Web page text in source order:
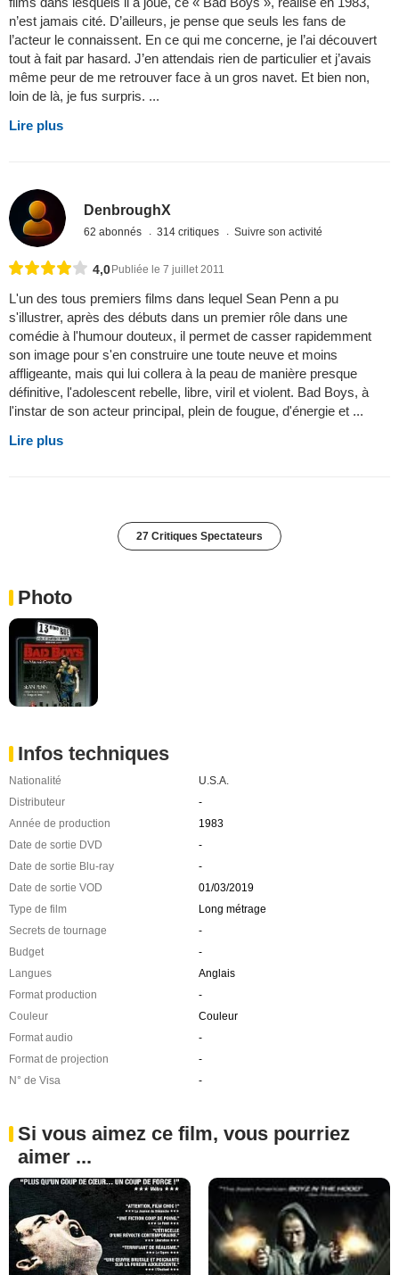
n’est jamais cité. D’ailleurs, je pense que seuls les fans de
l’acteur le connaissent. En ce qui me concerne, je l’ai découvert
tout à fait par hasard. J’en attendais rien de particulier et j’avais
même peur de me retrouver face à un gros navet. Et bien non,
loin de là, je fus surpris. ...
Lire plus
DenbroughX
62 abonnés 314 critiques Suivre son activité
4,0Publiée le 7 juillet 2011
L'un des tous premiers films dans lequel Sean Penn a pu
s'illustrer, après des débuts dans un premier rôle dans une
comédie à l'humour douteux, il permet de casser rapidemment
son image pour s'en construire une toute neuve et moins
affligeante, mais qui lui collera à la peau de manière presque
définitive, l'adolescent rebelle, libre, viril et violent. Bad Boys, à
l'instar de son acteur principal, plein de fougue, d'énergie et ...
Lire plus
27 Critiques Spectateurs
Photo
Infos techniques
Nationalité
U.S.A.
Distributeur
-
Année de production
1983
Date de sortie DVD
-
Date de sortie Blu-ray
-
Date de sortie VOD
01/03/2019
Type de film
Long métrage
Secrets de tournage
-
Budget
-
Langues
Anglais
Format production
-
Couleur
Couleur
Format audio
-
Format de projection
-
N° de Visa
-
Si vous aimez ce film, vous pourriez
aimer ...